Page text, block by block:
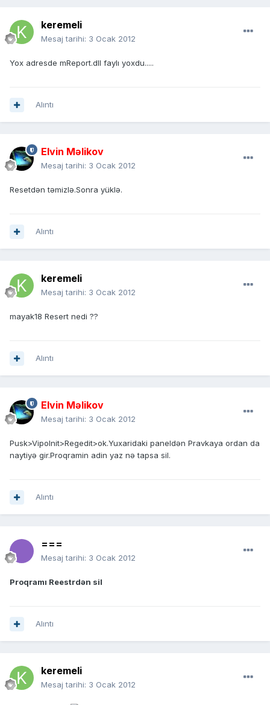
keremeli
Mesaj tarihi: 3 Ocak 2012
Yox adresde mReport.dll faylı yoxdu.....
Alıntı
Elvin Məlikov
Mesaj tarihi: 3 Ocak 2012
Resetdən təmizlə.Sonra yüklə.
Alıntı
keremeli
Mesaj tarihi: 3 Ocak 2012
mayak18 Resert nedi ??
Alıntı
Elvin Məlikov
Mesaj tarihi: 3 Ocak 2012
Pusk>Vipolnit>Regedit>ok.Yuxaridaki paneldən Pravkaya ordan da
naytiyə gir.Proqramin adin yaz nə tapsa sil.
Alıntı
===
Mesaj tarihi: 3 Ocak 2012
Proqramı Reestrdən sil
Alıntı
keremeli
Mesaj tarihi: 3 Ocak 2012